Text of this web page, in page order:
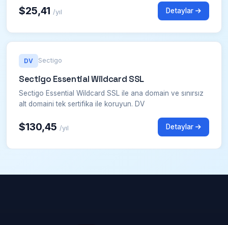
$25,41 /yıl Detaylar
DV Sectigo
Sectigo Essential Wildcard SSL
Sectigo Essential Wildcard SSL ile ana domain ve sınırsız
alt domaini tek sertifika ile koruyun. DV
$130,45 /yıl Detaylar